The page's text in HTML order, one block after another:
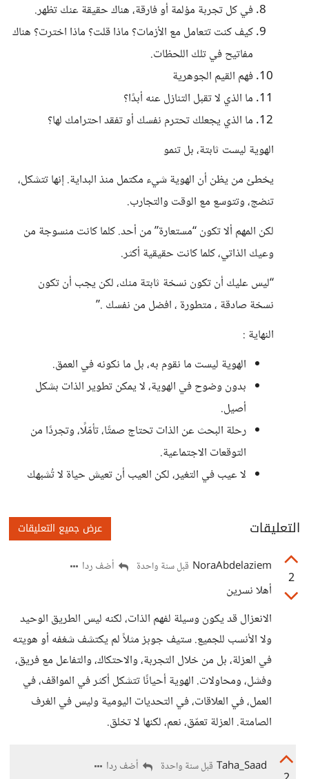
في كل تجربة مؤلمة أو فارقة، هناك حقيقة عنك تظهر.
كيف كنت تتعامل مع الأزمات؟ ماذا قلت؟ ماذا اخترت؟ هناك
مفاتيح في تلك اللحظات.
فهم القيم الجوهرية
ما الذي لا تقبل التنازل عنه أبدًا؟
ما الذي يجعلك تحترم نفسك أو تفقد احترامك لها؟
الهوية ليست ثابتة، بل تنمو
يخطئ من يظن أن الهوية شيء مكتمل منذ البداية. إنها تتشكل،
تنضج، وتتوسع مع الوقت والتجارب.
لكن المهم ألا تكون “مستعارة” من أحد. كلما كانت منسوجة من
وعيك الذاتي، كلما كانت حقيقية أكثر.
“ليس عليك أن تكون نسخة ثابتة منك، لكن يجب أن تكون
نسخة صادقة ، متطورة ، افضل من نفسك .”
النهاية :
الهوية ليست ما نقوم به، بل ما نكونه في العمق.
بدون وضوح في الهوية، لا يمكن تطوير الذات بشكل
أصيل.
رحلة البحث عن الذات تحتاج صمتًا، تأمّلًا، وتجردًا من
التوقعات الاجتماعية.
لا عيب في التغير، لكن العيب أن تعيش حياة لا تُشبهك
التعليقات عرض جميع التعليقات
2
NoraAbdelaziem قبل سنة واحدة أضف ردا
أهلا نسرين
الانعزال قد يكون وسيلة لفهم الذات، لكنه ليس الطريق الوحيد
ولا الأنسب للجميع. ستيف جوبز مثلاً لم يكتشف شغفه أو هويته
في العزلة، بل من خلال التجربة، والاحتكاك، والتفاعل مع فريق،
وفشل، ومحاولات. الهوية أحيانًا تتشكل أكثر في المواقف، في
العمل، في العلاقات، في التحديات اليومية وليس في الغرف
الصامتة. العزلة تعمّق، نعم، لكنها لا تخلق.
Taha_Saad قبل سنة واحدة أضف ردا